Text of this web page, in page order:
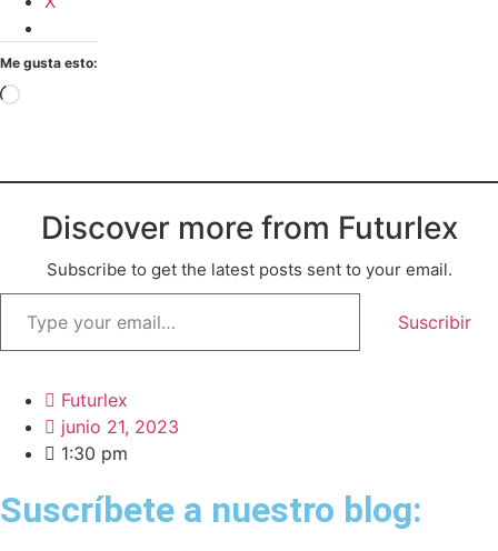
Me gusta esto:
Cargando...
Discover more from Futurlex
Subscribe to get the latest posts sent to your email.
Type
your
email…
Suscribir
Futurlex
junio 21, 2023
1:30 pm
Suscríbete a nuestro blog: